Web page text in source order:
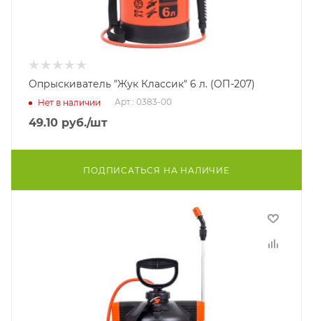
Опрыскиватель "Жук Классик" 6 л. (ОП-207)
Нет в наличии Арт.: 0383-00
49.10 руб./шт
ПОДПИСАТЬСЯ НА НАЛИЧИЕ